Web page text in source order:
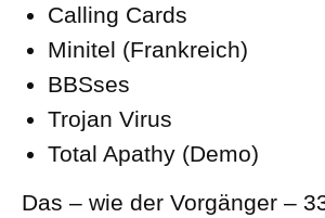
Calling Cards
Minitel (Frankreich)
BBSses
Trojan Virus
Total Apathy (Demo)
Das – wie der Vorgänger –